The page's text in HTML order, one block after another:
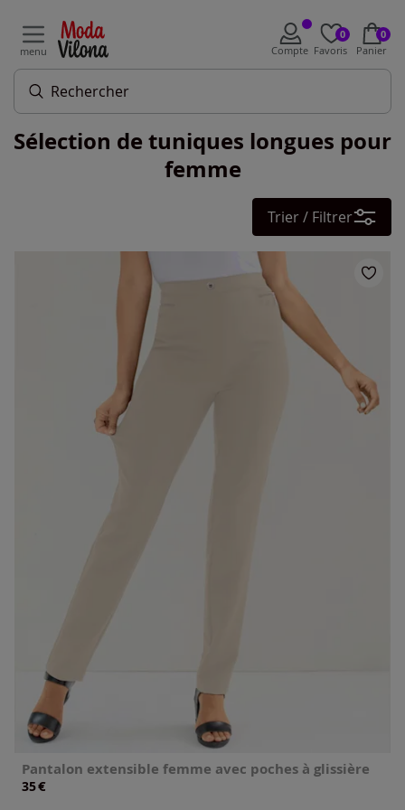
menu Compte
0
Favoris
0
Panier
Sélection de tuniques longues pour
femme
Trier / Filtrer
Pantalon extensible femme avec poches à glissière
35€